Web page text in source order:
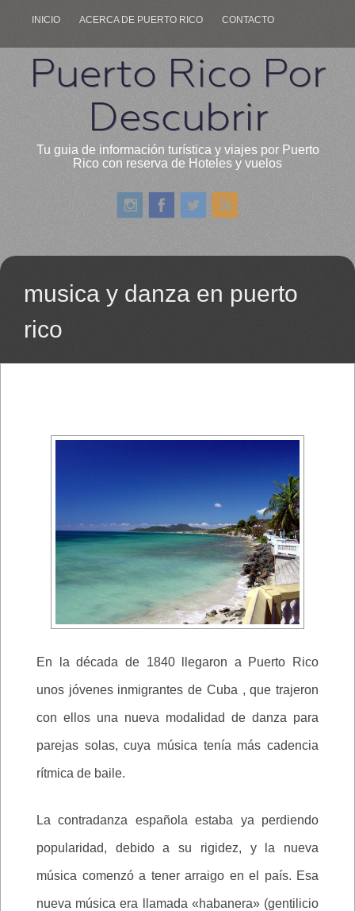
INICIO ACERCA DE PUERTO RICO CONTACTO
Puerto Rico Por
Descubrir
Tu guia de información turística y viajes por Puerto
Rico con reserva de Hoteles y vuelos
musica y danza en puerto
rico
En la década de 1840 llegaron a Puerto Rico
unos jóvenes inmigrantes de Cuba , que trajeron
con ellos una nueva modalidad de danza para
parejas solas, cuya música tenía más cadencia
rítmica de baile.
La contradanza española estaba ya perdiendo
popularidad, debido a su rigidez, y la nueva
música comenzó a tener arraigo en el país. Esa
nueva música era llamada «habanera» (gentilicio